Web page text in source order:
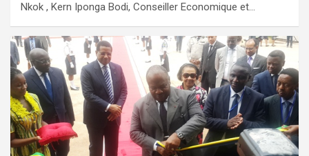
Nkok , Kern Iponga Bodi, Conseiller Economique et…